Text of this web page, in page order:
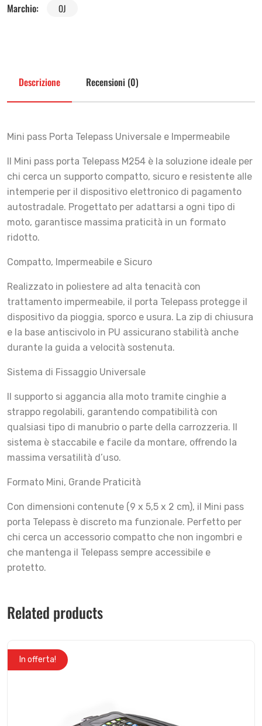
Marchio: OJ
Descrizione Recensioni (0)
Mini pass Porta Telepass Universale e Impermeabile
Il Mini pass porta Telepass M254 è la soluzione ideale per
chi cerca un supporto compatto, sicuro e resistente alle
intemperie per il dispositivo elettronico di pagamento
autostradale. Progettato per adattarsi a ogni tipo di
moto, garantisce massima praticità in un formato
ridotto.
Compatto, Impermeabile e Sicuro
Realizzato in poliestere ad alta tenacità con
trattamento impermeabile, il porta Telepass protegge il
dispositivo da pioggia, sporco e usura. La zip di chiusura
e la base antiscivolo in PU assicurano stabilità anche
durante la guida a velocità sostenuta.
Sistema di Fissaggio Universale
Il supporto si aggancia alla moto tramite cinghie a
strappo regolabili, garantendo compatibilità con
qualsiasi tipo di manubrio o parte della carrozzeria. Il
sistema è staccabile e facile da montare, offrendo la
massima versatilità d’uso.
Formato Mini, Grande Praticità
Con dimensioni contenute (9 x 5,5 x 2 cm), il Mini pass
porta Telepass è discreto ma funzionale. Perfetto per
chi cerca un accessorio compatto che non ingombri e
che mantenga il Telepass sempre accessibile e
protetto.
Related products
In offerta!